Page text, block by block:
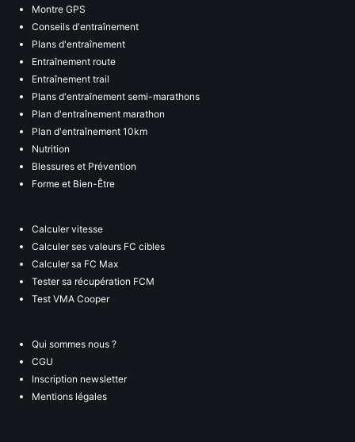
Montre GPS
Conseils d'entraînement
Plans d'entraînement
Entraînement route
Entraînement trail
Plans d'entraînement semi-marathons
Plan d'entraînement marathon
Plan d'entraînement 10km
Nutrition
Blessures et Prévention
Forme et Bien-Être
Calculer vitesse
Calculer ses valeurs FC cibles
Calculer sa FC Max
Tester sa récupération FCM
Test VMA Cooper
Qui sommes nous ?
CGU
Inscription newsletter
Mentions légales